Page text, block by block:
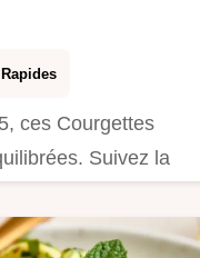
ces Courgettes
Suivez la